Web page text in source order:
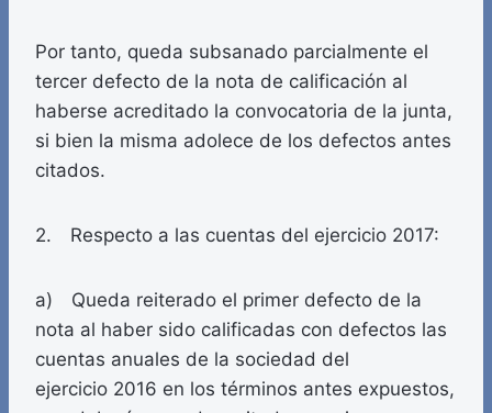
Por tanto, queda subsanado parcialmente el
tercer defecto de la nota de calificación al
haberse acreditado la convocatoria de la junta,
si bien la misma adolece de los defectos antes
citados.
2. Respecto a las cuentas del ejercicio 2017:
a) Queda reiterado el primer defecto de la
nota al haber sido calificadas con defectos las
cuentas anuales de la sociedad del
ejercicio 2016 en los términos antes expuestos,